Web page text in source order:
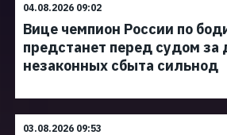
04.08.2026 09:02
Вице чемпион России по
предстанет перед судом за
незаконных сбыта сильнод
03.08.2026 09:53